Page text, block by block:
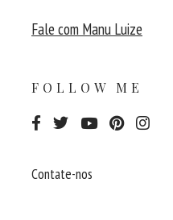
Fale com Manu Luize
FOLLOW ME
Contate-nos